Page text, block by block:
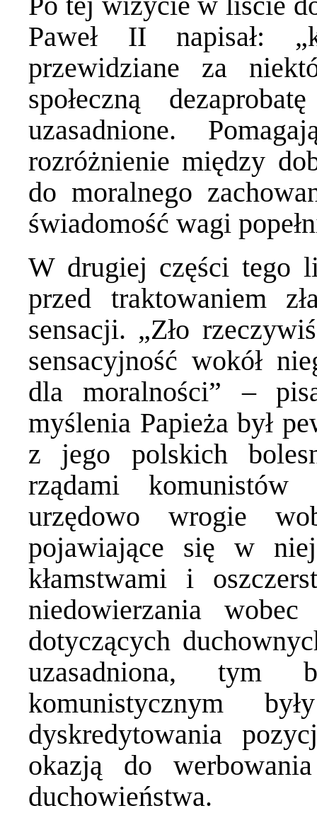
Paweł II napisał:
przewidziane za
społeczną
uzasadnione.
rozróżnienie między
do moralnego
świadomość wagi
W drugiej części tego
przed traktowaniem
sensacji. „Zło
sensacyjność wokół
dla moralności” –
myślenia Papieża był
z jego polskich
rządami
urzędowo wrogie
pojawiające się w
kłamstwami i
niedowierzania
dotyczących
uzasadniona, tym
komunistycznym
dyskredytowania
okazją do
duchowieństwa.